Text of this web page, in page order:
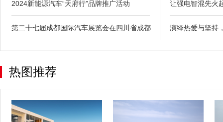
2024新能源汽车“天府行”品牌推广活动
第二十七届成都国际汽车展览会在四川省成都
让强电智混先火
演绎热爱与坚持
热图推荐